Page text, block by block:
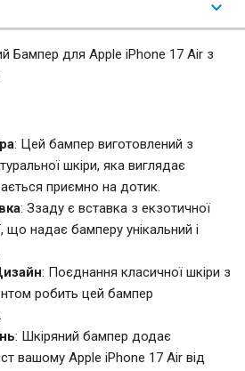
Бампер для Apple iPhone 17 Air з
: Цей бампер виготовлений з
шкіри, яка виглядає
приємно на дотик.
: Ззаду є вставка з екзотичної
що надає бамперу унікальний і
: Поєднання класичної шкіри з
робить цей бампер
: Шкіряний бампер додає
вашому Apple iPhone 17 Air від